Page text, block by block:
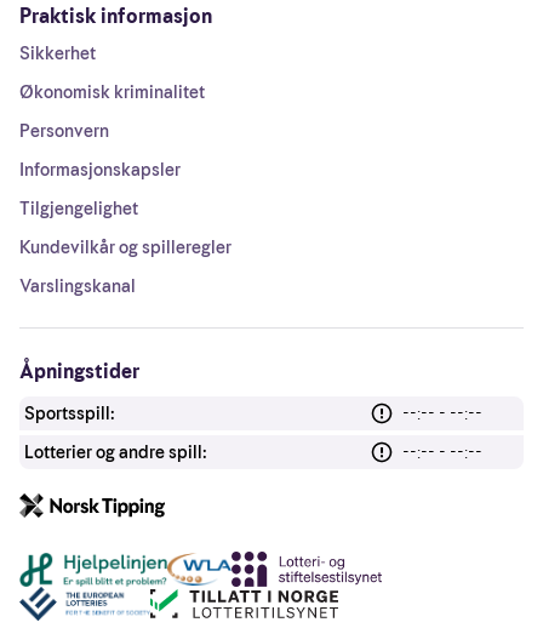
Praktisk informasjon
Sikkerhet
Økonomisk kriminalitet
Personvern
Informasjonskapsler
Tilgjengelighet
Kundevilkår og spilleregler
Varslingskanal
Åpningstider
Sportsspill:
--:-- - --:--
Lotterier og andre spill:
--:-- - --:--
Andre lenker